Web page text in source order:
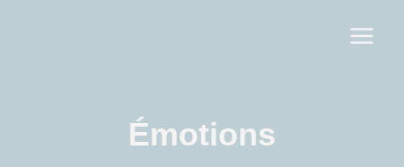
Émotions